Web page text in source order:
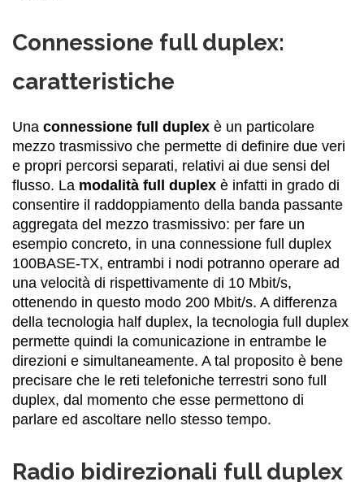
Connessione full duplex:
caratteristiche
Una connessione full duplex è un particolare
mezzo trasmissivo che permette di definire due veri
e propri percorsi separati, relativi ai due sensi del
flusso. La modalità full duplex è infatti in grado di
consentire il raddoppiamento della banda passante
aggregata del mezzo trasmissivo: per fare un
esempio concreto, in una connessione full duplex
100BASE-TX, entrambi i nodi potranno operare ad
una velocità di rispettivamente di 10 Mbit/s,
ottenendo in questo modo 200 Mbit/s. A differenza
della tecnologia half duplex, la tecnologia full duplex
permette quindi la comunicazione in entrambe le
direzioni e simultaneamente. A tal proposito è bene
precisare che le reti telefoniche terrestri sono full
duplex, dal momento che esse permettono di
parlare ed ascoltare nello stesso tempo.
Radio bidirezionali full duplex